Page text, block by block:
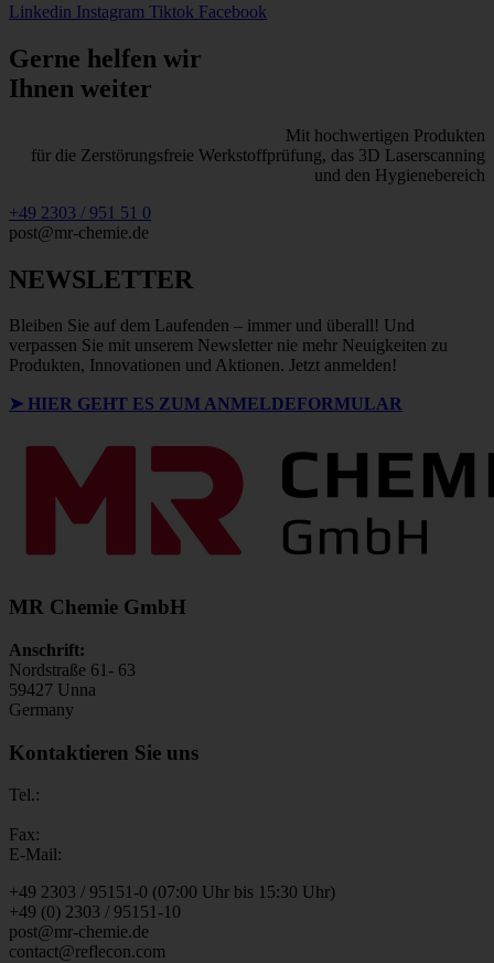
Linkedin Instagram Tiktok Facebook
Gerne helfen wir
Ihnen weiter
Mit hochwertigen Produkten
für die Zerstörungsfreie Werkstoffprüfung, das 3D Laserscanning
und den Hygienebereich
+49 2303 / 951 51 0
post@mr-chemie.de
NEWSLETTER
Bleiben Sie auf dem Laufenden – immer und überall! Und
verpassen Sie mit unserem Newsletter nie mehr Neuigkeiten zu
Produkten, Innovationen und Aktionen. Jetzt anmelden!
➤ HIER GEHT ES ZUM ANMELDEFORMULAR
MR Chemie GmbH
Anschrift:
Nordstraße 61- 63
59427 Unna
Germany
Kontaktieren Sie uns
Tel.:
Fax:
E-Mail:
+49 2303 / 95151-0 (07:00 Uhr bis 15:30 Uhr)
+49 (0) 2303 / 95151-10
post@mr-chemie.de
contact@reflecon.com